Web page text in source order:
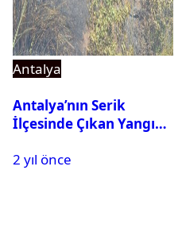
Antalya
Antalya’nın Serik
İlçesinde Çıkan Yangın
2 yıl önce